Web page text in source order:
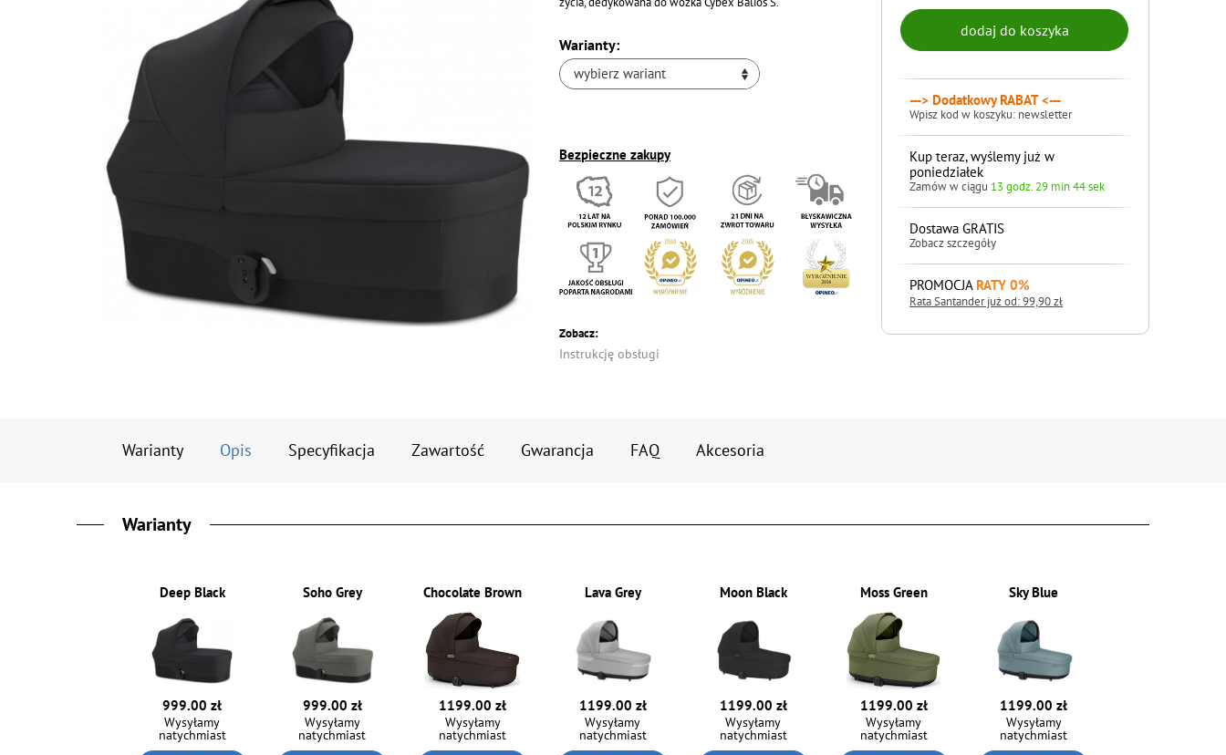
Warianty:
wybierz wariant
Bezpieczne zakupy
Zobacz:
Instrukcję obsługi
---> Dodatkowy RABAT <---
Wpisz kod w koszyku: newsletter
Kup teraz, wyślemy już w
poniedziałek
Zamów w ciągu 13 godz. 29 min 44 sek
Dostawa GRATIS
Zobacz szczegóły
PROMOCJA RATY 0%
Rata Santander już od: 99,90 zł
Warianty Opis Specyfikacja Zawartość Gwarancja FAQ Akcesoria
Warianty
Deep Black
999.00 zł
Wysyłamy
natychmiast
Soho Grey
999.00 zł
Wysyłamy
natychmiast
Chocolate Brown
1199.00 zł
Wysyłamy
natychmiast
Lava Grey
1199.00 zł
Wysyłamy
natychmiast
Moon Black
1199.00 zł
Wysyłamy
natychmiast
Moss Green
1199.00 zł
Wysyłamy
natychmiast
Sky Blue
1199.00 zł
Wysyłamy
natychmiast